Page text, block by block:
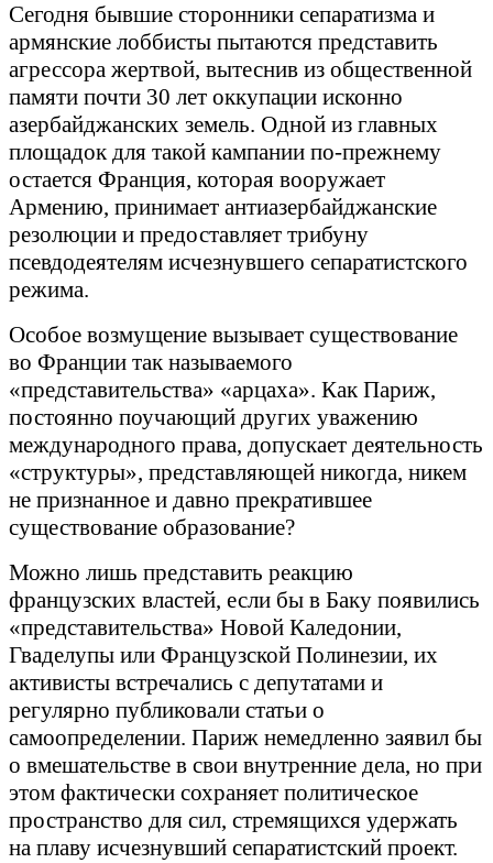
Сегодня бывшие сторонники сепаратизма и
армянские лоббисты пытаются представить
агрессора жертвой, вытеснив из общественной
памяти почти 30 лет оккупации исконно
азербайджанских земель. Одной из главных
площадок для такой кампании по-прежнему
остается Франция, которая вооружает
Армению, принимает антиазербайджанские
резолюции и предоставляет трибуну
псевдодеятелям исчезнувшего сепаратистского
режима.
Особое возмущение вызывает существование
во Франции так называемого
«представительства» «арцаха». Как Париж,
постоянно поучающий других уважению
международного права, допускает деятельность
«структуры», представляющей никогда, никем
не признанное и давно прекратившее
существование образование?
Можно лишь представить реакцию
французских властей, если бы в Баку появились
«представительства» Новой Каледонии,
Гваделупы или Французской Полинезии, их
активисты встречались с депутатами и
регулярно публиковали статьи о
самоопределении. Париж немедленно заявил бы
о вмешательстве в свои внутренние дела, но при
этом фактически сохраняет политическое
пространство для сил, стремящихся удержать
на плаву исчезнувший сепаратистский проект.